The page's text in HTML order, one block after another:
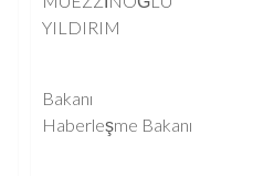
YILDIRIM
Bakanı
Haberleşme Bakanı